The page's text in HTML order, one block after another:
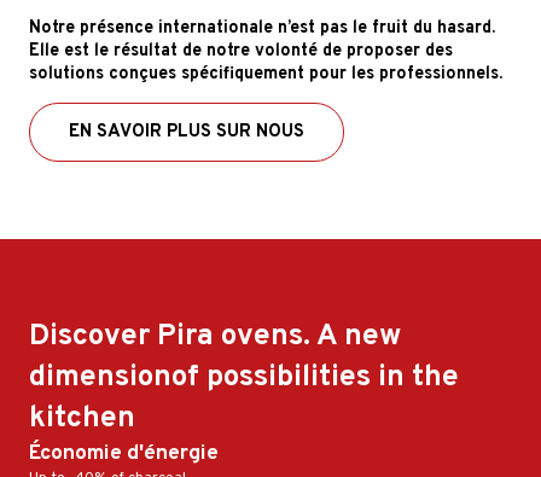
Notre présence internationale n’est pas le fruit du hasard.
Elle est le résultat de notre volonté de proposer des
solutions conçues spécifiquement pour les professionnels.
EN SAVOIR PLUS SUR NOUS
Discover Pira ovens. A new
dimensionof possibilities in the
kitchen
Économie d'énergie